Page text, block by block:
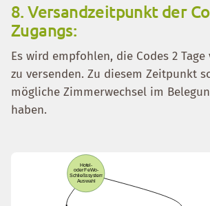
8. Versandzeitpunkt der
Zugangs:
Es wird empfohlen, die Codes 2
zu versenden. Zu diesem Zeitpunkt
mögliche Zimmerwechsel im
haben.